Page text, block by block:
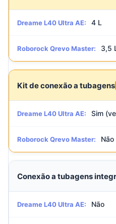
Dreame L40 Ultra AE: 4 L
Roborock Qrevo Master: 3,5
Kit de conexão a tubagens
Dreame L40 Ultra AE: Sim
Roborock Qrevo Master: Não
Conexão a tubagens
Dreame L40 Ultra AE: Não